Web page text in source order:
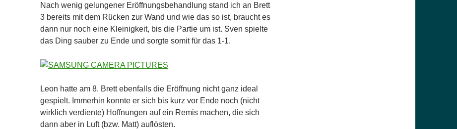
Nach wenig gelungener Eröffnungsbehandlung stand ich an Brett
3 bereits mit dem Rücken zur Wand und wie das so ist, braucht es
dann nur noch eine Kleinigkeit, bis die Partie um ist. Sven spielte
das Ding sauber zu Ende und sorgte somit für das 1-1.
Leon hatte am 8. Brett ebenfalls die Eröffnung nicht ganz ideal
gespielt. Immerhin konnte er sich bis kurz vor Ende noch (nicht
wirklich verdiente) Hoffnungen auf ein Remis machen, die sich
dann aber in Luft (bzw. Matt) auflösten.